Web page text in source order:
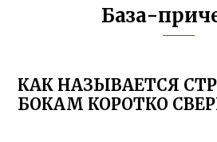
База-
КАК НАЗЫВАЕТСЯ
БОКАМ КОРОТКО